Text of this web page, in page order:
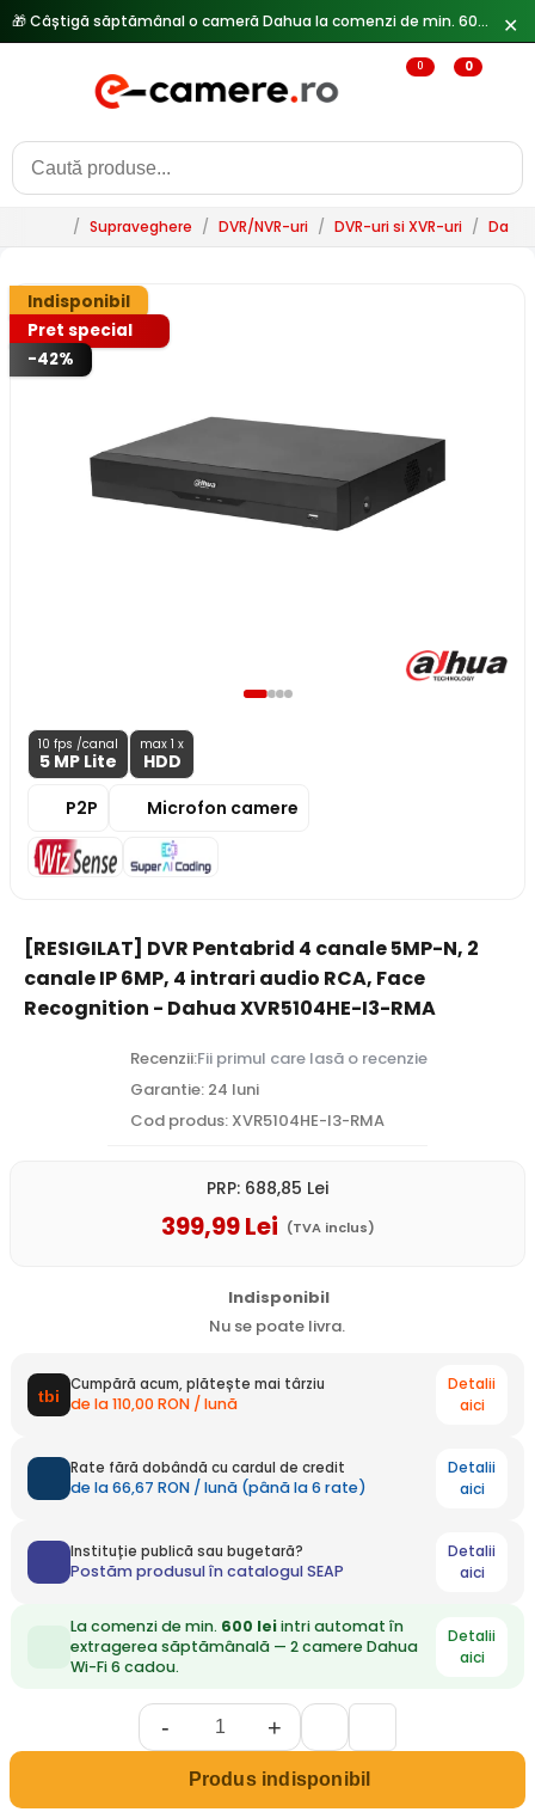
✕
0 0
/ Supraveghere / DVR/NVR-uri / DVR-uri si XVR-uri /
Indisponibil
Pret special
-42%
10 fps /canal
5 MP Lite
max 1 x
HDD
P2P
Microfon camere
[RESIGILAT] DVR Pentabrid 4 canale 5MP-N, 2
canale IP 6MP, 4 intrari audio RCA, Face
Recognition - Dahua XVR5104HE-I3-RMA
Recenzii:Fii primul care lasă o recenzie
Garantie: 24 luni
Cod produs: XVR5104HE-I3-RMA
PRP: 688,85 Lei
399,99Lei (TVA inclus)
Indisponibil
Nu se poate livra.
Cumpără acum, plătește mai târziu
de la 110,00 RON / lună
Detalii
aici
Rate fără dobândă cu cardul de credit
de la 66,67 RON / lună (până la 6 rate)
Detalii
aici
Instituție publică sau bugetară?
Postăm produsul în catalogul SEAP
Detalii
aici
La comenzi de min. 600 leiintri automat în
extragerea săptămânală — 2 camere Dahua
Wi-Fi 6 cadou.
Detalii
aici
- +
Produs indisponibil